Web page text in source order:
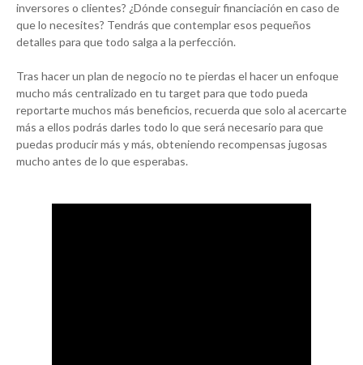
inversores o clientes? ¿Dónde conseguir financiación en caso de
que lo necesites? Tendrás que contemplar esos pequeños
detalles para que todo salga a la perfección.
Tras hacer un plan de negocio no te pierdas el hacer un enfoque
mucho más centralizado en tu target para que todo pueda
reportarte muchos más beneficios, recuerda que solo al acercarte
más a ellos podrás darles todo lo que será necesario para que
puedas producir más y más, obteniendo recompensas jugosas
mucho antes de lo que esperabas.